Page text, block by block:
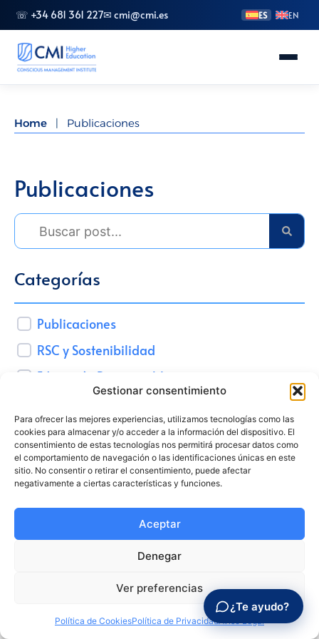
Gestionar consentimiento
Para ofrecer las mejores experiencias, utilizamos tecnologías como las
cookies para almacenar y/o acceder a la información del dispositivo. El
consentimiento de estas tecnologías nos permitirá procesar datos como
el comportamiento de navegación o las identificaciones únicas en este
sitio. No consentir o retirar el consentimiento, puede afectar
negativamente a ciertas características y funciones.
Aceptar
Denegar
Ver preferencias
Política de CookiesPolítica de PrivacidadAviso Legal
☏ +34 681 361 227✉ cmi@cmi.es ES EN
FP Superior
Grados
Especializaciones
Doctorado
Talento para empresas
CMI Journal
Home | Publicaciones
Publicaciones
Publicaciones
RSC y Sostenibilidad
Educación Responsable
Seguridad Digital
Marketing
¿Te ayudo?